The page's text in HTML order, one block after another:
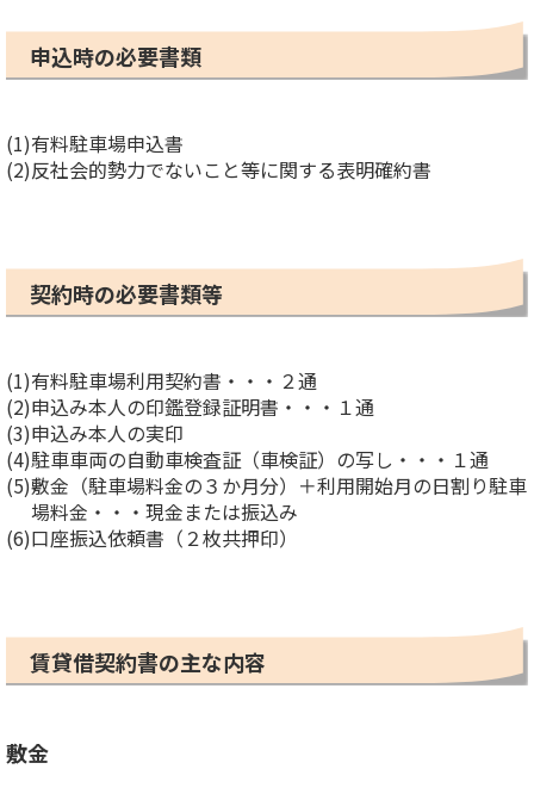
申込時の必要書類
(1)有料駐車場申込書
(2)反社会的勢力でないこと等に関する表明確約書
契約時の必要書類等
(1)有料駐車場利用契約書・・・２通
(2)申込み本人の印鑑登録証明書・・・１通
(3)申込み本人の実印
(4)駐車車両の自動車検査証（車検証）の写し・・・１通
(5)敷金（駐車場料金の３か月分）＋利用開始月の日割り駐車
場料金・・・現金または振込み
(6)口座振込依頼書（２枚共押印）
賃貸借契約書の主な内容
敷金